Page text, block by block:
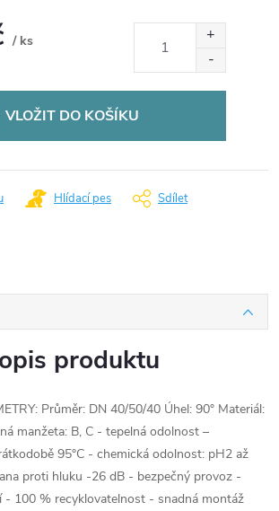
/ ks
VLOŽIT DO KOŠÍKU
Hlídací pes Sdílet
produktu
Průměr: DN 40/50/40 Úhel: 90° Materiál:
manžeta: B, C - tepelná odolnost –
95°C - chemická odolnost: pH2 až
proti hluku -26 dB - bezpečný provoz -
- 100 % recyklovatelnost - snadná montáž